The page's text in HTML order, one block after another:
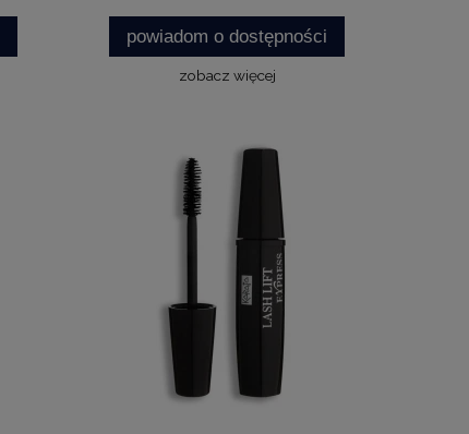
powiadom o dostępności
zobacz więcej